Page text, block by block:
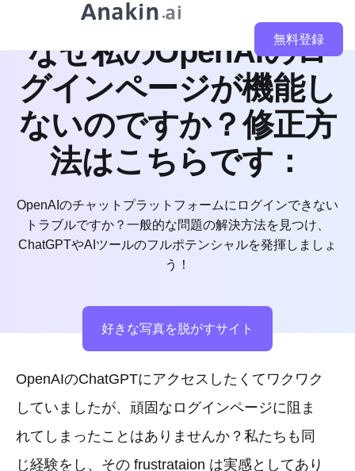
無料登録
なぜ私のOpenAIのロ
グインページが機能し
ないのですか？修正方
法はこちらです：
OpenAIのチャットプラットフォームにログインできない
トラブルですか？一般的な問題の解決方法を見つけ、
ChatGPTやAIツールのフルポテンシャルを発揮しましょ
う！
好きな写真を脱がすサイト
OpenAIのChatGPTにアクセスしたくてワクワク
していましたが、頑固なログインページに阻ま
れてしまったことはありませんか？私たちも同
じ経験をし、その frustrataion は実感としてあり